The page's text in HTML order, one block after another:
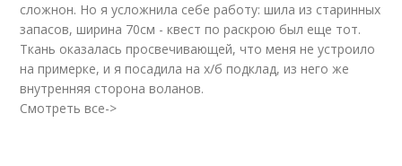
сложнон. Но я усложнила себе работу: шила из старинных
запасов, ширина 70см - квест по раскрою был еще тот.
Ткань оказалась просвечивающей, что меня не устроило
на примерке, и я посадила на х/б подклад, из него же
внутренняя сторона воланов.
Смотреть все->